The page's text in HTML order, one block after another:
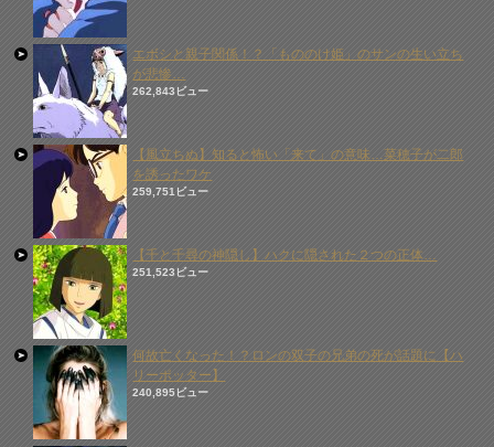
エボシと親子関係！？「もののけ姫」のサンの生い立ち
が悲惨…
262,843ビュー
【風立ちぬ】知ると怖い「来て」の意味…菜穂子が二郎
を誘ったワケ
259,751ビュー
【千と千尋の神隠し】ハクに隠された２つの正体…
251,523ビュー
何故亡くなった！？ロンの双子の兄弟の死が話題に【ハ
リーポッター】
240,895ビュー